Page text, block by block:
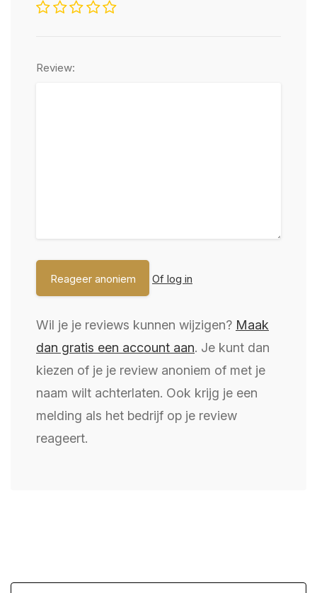
Review:
Of log in
Wil je je reviews kunnen wijzigen? Maak
dan gratis een account aan. Je kunt dan
kiezen of je je review anoniem of met je
naam wilt achterlaten. Ook krijg je een
melding als het bedrijf op je review
reageert.